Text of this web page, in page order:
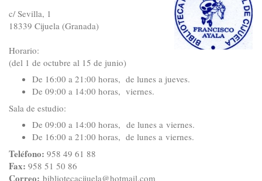
c/ Sevilla, 1
18339 Cijuela (Granada)
Horario:
(del 1 de octubre al 15 de junio)
De 16:00 a 21:00 horas, de lunes a jueves.
De 09:00 a 14:00 horas, viernes.
Sala de estudio:
De 09:00 a 14:00 horas, de lunes a viernes.
De 16:00 a 21:00 horas, de lunes a viernes.
Teléfono: 958 49 61 88
Fax: 958 51 50 86
Correo: bibliotecacijuela@hotmail.com